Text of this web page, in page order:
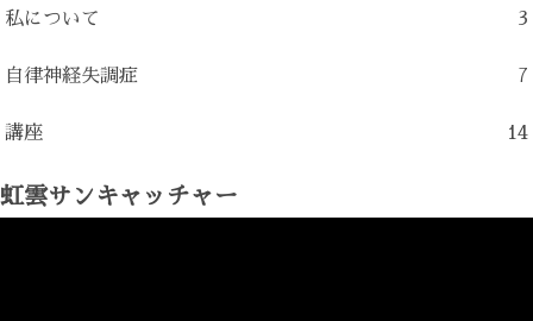
私について 3
自律神経失調症 7
講座 14
虹雲サンキャッチャー